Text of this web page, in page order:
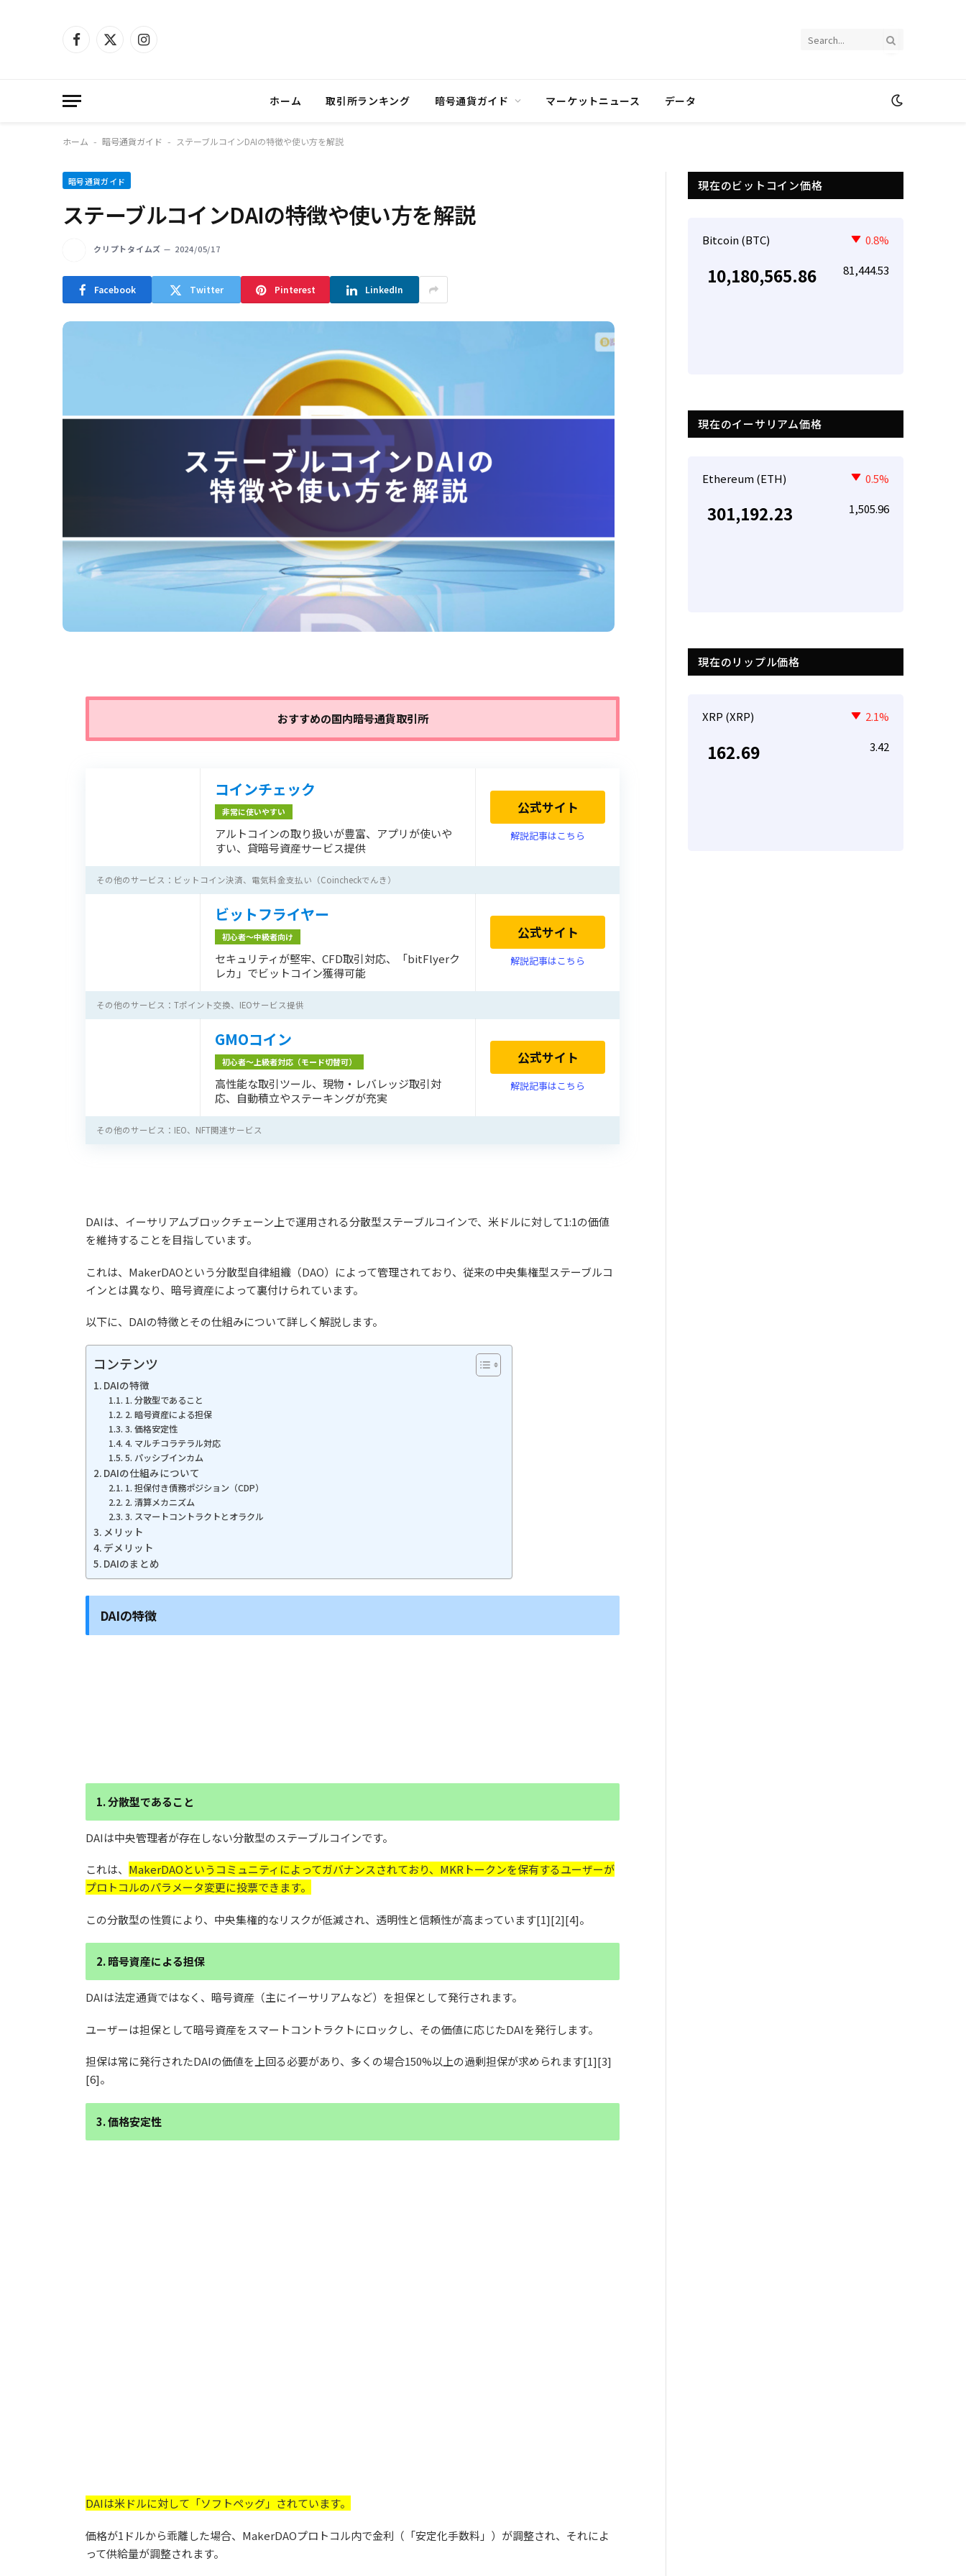
Facebook
X
Instagram
ホーム 取引所ランキング 暗号通貨ガイド マーケットニュース データ
ホーム - 暗号通貨ガイド - ステーブルコインDAIの特徴や使い方を解説
暗号通貨ガイド
ステーブルコインDAIの特徴や使い方を解説
クリプトタイムズ 2024/05/17
Facebook Twitter Pinterest LinkedIn
おすすめの国内暗号通貨取引所
コインチェック
非常に使いやすい
アルトコインの取り扱いが豊富、アプリが使いや
すい、貸暗号資産サービス提供
公式サイト
解説記事はこちら
その他のサービス：ビットコイン決済、電気料金支払い（Coincheckでんき）
ビットフライヤー
初心者〜中級者向け
セキュリティが堅牢、CFD取引対応、「bitFlyerク
レカ」でビットコイン獲得可能
公式サイト
解説記事はこちら
その他のサービス：Tポイント交換、IEOサービス提供
GMOコイン
初心者〜上級者対応（モード切替可）
高性能な取引ツール、現物・レバレッジ取引対
応、自動積立やステーキングが充実
公式サイト
解説記事はこちら
その他のサービス：IEO、NFT関連サービス
DAIは、イーサリアムブロックチェーン上で運用される分散型ステーブルコインで、米ドルに対して1:1の価値
を維持することを目指しています。
これは、MakerDAOという分散型自律組織（DAO）によって管理されており、従来の中央集権型ステーブルコ
インとは異なり、暗号資産によって裏付けられています。
以下に、DAIの特徴とその仕組みについて詳しく解説します。
コンテンツ
DAIの特徴
1. 分散型であること
2. 暗号資産による担保
3. 価格安定性
4. マルチコラテラル対応
5. パッシブインカム
DAIの仕組みについて
1. 担保付き債務ポジション（CDP）
2. 清算メカニズム
3. スマートコントラクトとオラクル
メリット
デメリット
DAIのまとめ
DAIの特徴
1. 分散型であること
DAIは中央管理者が存在しない分散型のステーブルコインです。
これは、 MakerDAOというコミュニティによってガバナンスされており、MKRトークンを保有するユーザーが
プロトコルのパラメータ変更に投票できます。
この分散型の性質により、中央集権的なリスクが低減され、透明性と信頼性が高まっています[1][2][4]。
2. 暗号資産による担保
DAIは法定通貨ではなく、暗号資産（主にイーサリアムなど）を担保として発行されます。
ユーザーは担保として暗号資産をスマートコントラクトにロックし、その価値に応じたDAIを発行します。
担保は常に発行されたDAIの価値を上回る必要があり、多くの場合150%以上の過剰担保が求められます[1][3]
[6]。
3. 価格安定性
DAIは米ドルに対して「ソフトペッグ」されています。
価格が1ドルから乖離した場合、MakerDAOプロトコル内で金利（「安定化手数料」）が調整され、それによ
って供給量が調整されます。
現在のビットコイン価格
Bitcoin (BTC) 0.8%
10,180,565.86 81,444.53
現在のイーサリアム価格
Ethereum (ETH) 0.5%
301,192.23 1,505.96
現在のリップル価格
XRP (XRP) 2.1%
162.69 3.42